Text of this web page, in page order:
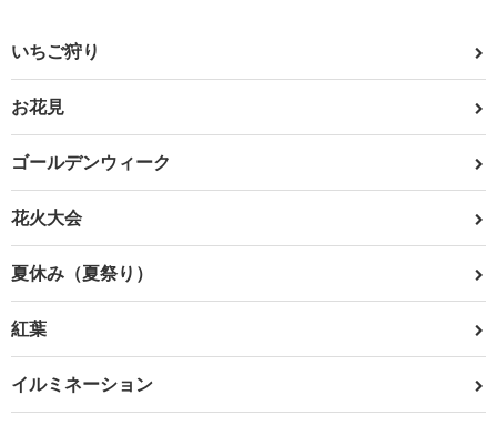
いちご狩り
お花見
ゴールデンウィーク
花火大会
夏休み（夏祭り）
紅葉
イルミネーション